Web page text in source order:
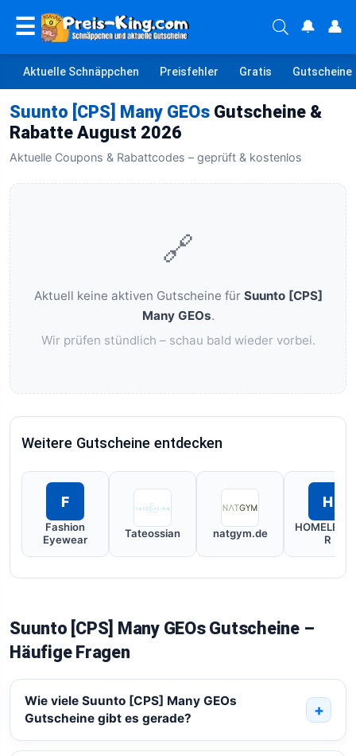
☰ 🔔 👤
Aktuelle Schnäppchen Preisfehler Gratis Gutscheine
Suunto [CPS] Many GEOs Gutscheine &
Rabatte August 2026
Aktuelle Coupons & Rabattcodes – geprüft & kostenlos
🔗
Aktuell keine aktiven Gutscheine für Suunto [CPS]
Many GEOs.
Wir prüfen stündlich – schau bald wieder vorbei.
Weitere Gutscheine entdecken
F
Fashion
Eyewear
Tateossian natgym.de
H
R
Suunto [CPS] Many GEOs Gutscheine –
Häufige Fragen
Wie viele Suunto [CPS] Many GEOs
Gutscheine gibt es gerade?